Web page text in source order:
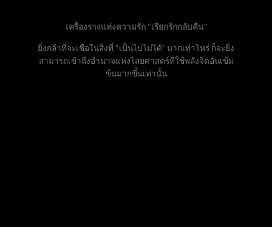
เครื่องรางแห่งความรัก “เรียกรักกลับคืน”
ยิ่งกล้าที่จะเชื่อในสิ่งที่ “เป็นไปไม่ได้” มากเท่าไหร่ ก็จะยิ่ง
สามารถเข้าถึงอำนาจแห่งไสยศาสตร์ที่ใช้พลังจิตอันเข้ม
ข้นมากขึ้นเท่านั้น